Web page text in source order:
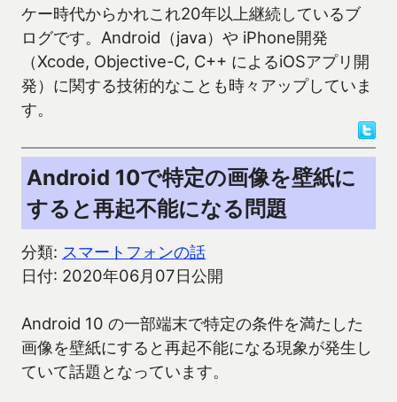
ケー時代からかれこれ20年以上継続しているブ
ログです。Android（java）や iPhone開発
（Xcode, Objective-C, C++ によるiOSアプリ開
発）に関する技術的なことも時々アップしていま
す。
Android 10で特定の画像を壁紙に
すると再起不能になる問題
分類: スマートフォンの話
日付: 2020年06月07日公開
Android 10 の一部端末で特定の条件を満たした
画像を壁紙にすると再起不能になる現象が発生し
ていて話題となっています。